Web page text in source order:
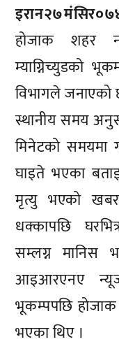
होजाक शहर
म्याग्निच्युडको
विभागले जनाएको
स्थानीय समय
मिनेटको
घाइते भएका
मृत्यु भएको
धक्कापछि
सम्लग्न मानिस
आइआरएनए
भूकम्पपछि होजाक
भएका थिए ।